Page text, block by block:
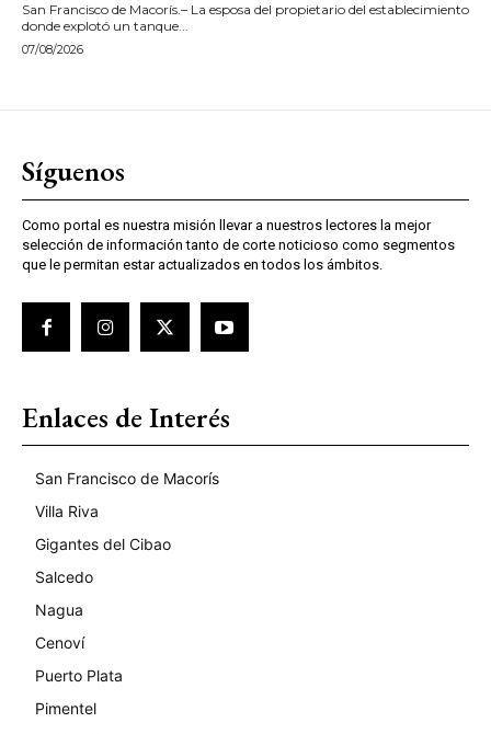
San Francisco de Macorís.– La esposa del propietario del establecimiento
donde explotó un tanque...
07/08/2026
Síguenos
Como portal es nuestra misión llevar a nuestros lectores la mejor
selección de información tanto de corte noticioso como segmentos
que le permitan estar actualizados en todos los ámbitos.
Enlaces de Interés
San Francisco de Macorís
Villa Riva
Gigantes del Cibao
Salcedo
Nagua
Cenoví
Puerto Plata
Pimentel